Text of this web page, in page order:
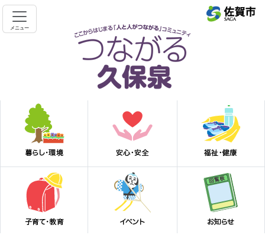
メニュー